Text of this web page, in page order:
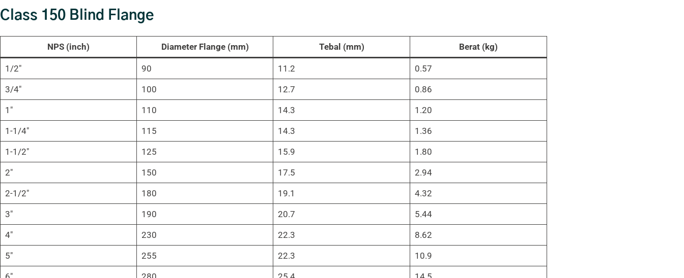
Class 150 Blind Flange
NPS (inch) Diameter Flange (mm) Tebal (mm) Berat (kg)
1/2″ 90 11.2 0.57
3/4″ 100 12.7 0.86
1″ 110 14.3 1.20
1-1/4″ 115 14.3 1.36
1-1/2″ 125 15.9 1.80
2″ 150 17.5 2.94
2-1/2″ 180 19.1 4.32
3″ 190 20.7 5.44
4″ 230 22.3 8.62
5″ 255 22.3 10.9